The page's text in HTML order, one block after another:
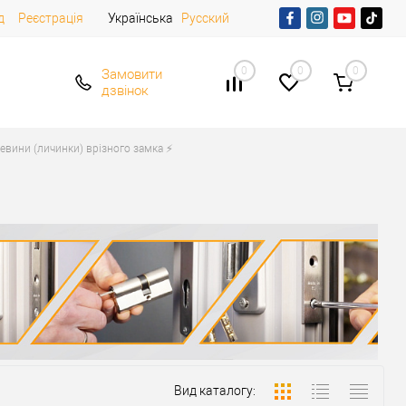
Реєстрація Українська Русский
Замовити
дзвінок
0 0 0
(личинки) врізного замка ⚡️
Вид каталогу: